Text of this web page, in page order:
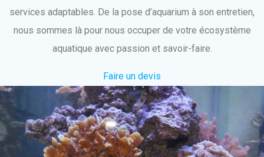
services adaptables. De la pose d’aquarium à son entretien,
nous sommes là pour nous occuper de votre écosystème
aquatique avec passion et savoir-faire.
Faire un devis